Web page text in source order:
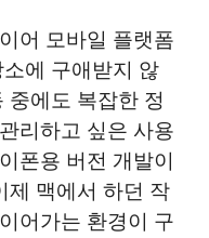
어 모바일 플랫폼
에 구애받지 않
중에도 복잡한 정
리하고 싶은 사용
폰용 버전 개발이
제 맥에서 하던 작
어가는 환경이 구